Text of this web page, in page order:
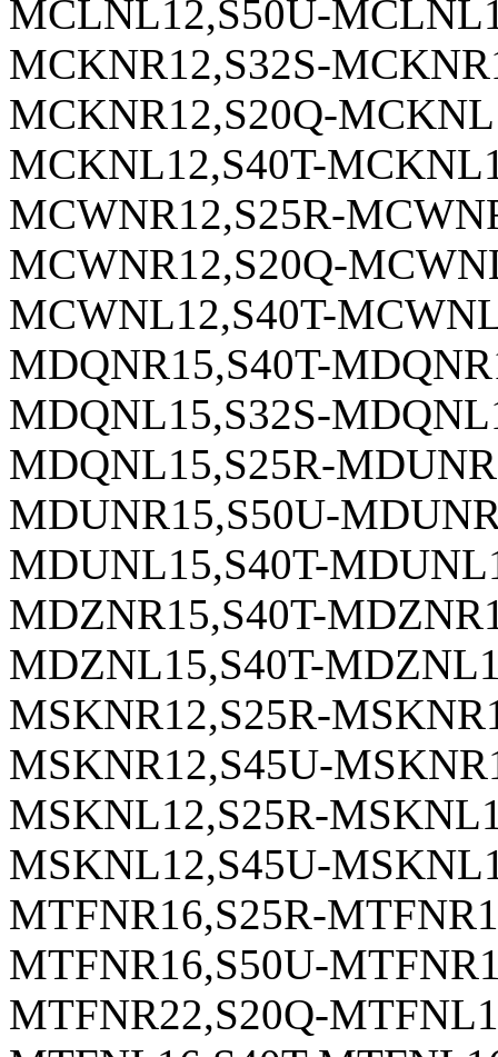
MCLNL12,S50U-
MCKNR12,S32S-
MCKNR12,S20Q-
MCKNL12,S40T-
MCWNR12,S25R-
MCWNR12,S20Q-
MCWNL12,S40T-
MDQNR15,S40T-
MDQNL15,S32S-
MDQNL15,S25R-
MDUNR15,S50U-
MDUNL15,S40T-
MDZNR15,S40T-
MDZNL15,S40T-
MSKNR12,S25R-
MSKNR12,S45U-
MSKNL12,S25R-
MSKNL12,S45U-
MTFNR16,S25R-
MTFNR16,S50U-
MTFNR22,S20Q-